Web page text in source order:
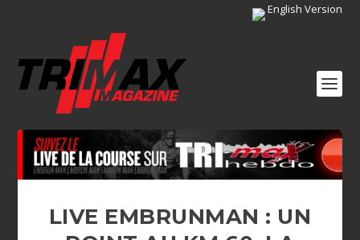
English Version
LIVE EMBRUNMAN : UN